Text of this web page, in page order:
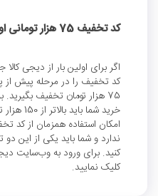
کد تخفیف 75 هزار تومانی اولین خرید دیجی کالا جت
اگر برای اولین بار از دیجی
کد تخفیف را در مرحله پیش
75 هزار تومان تخفیف
خرید شما
امکان استفاده همزمان از کد
ندارد و شما باید یکی از این
کنید. برای ورود به وب‌سایت
کلیک نمایید.